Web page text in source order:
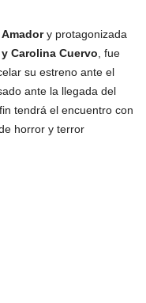
y protagonizada
Carolina Cuervo , fue
su estreno ante el
ante la llegada del
tendrá el encuentro con
horror y terror